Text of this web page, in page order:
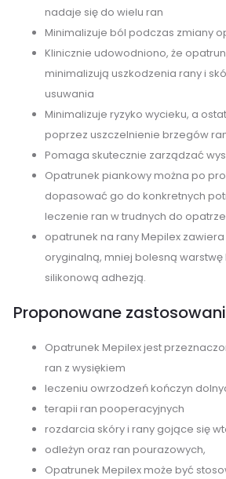
nadaje się do wielu ran
Minimalizuje ból podczas zmiany
Klinicznie udowodniono, że
minimalizują uszkodzenia rany i
usuwania
Minimalizuje ryzyko wycieku, a
poprzez uszczelnienie brzegów
Pomaga skutecznie zarządzać
Opatrunek piankowy można po
dopasować go do konkretnych
leczenie ran w trudnych do
opatrunek na rany Mepilex
oryginalną, mniej bolesną
silikonową adhezją.
Proponowane
Opatrunek Mepilex jest
ran z wysiękiem
leczeniu owrzodzeń kończyn
terapii ran pooperacyjnych
rozdarcia skóry i rany gojące się
odleżyn oraz ran pourazowych,
Opatrunek Mepilex może być